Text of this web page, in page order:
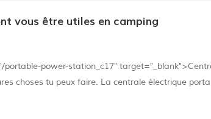
vous être utiles en camping
power-station_c17"
choses tu peux faire. La centrale électrique